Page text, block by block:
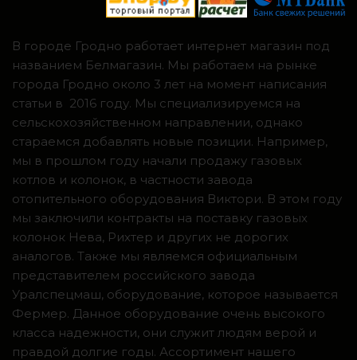
В городе Гродно работает интернет магазин под
названием Белмагазин. Мы работаем на рынке
города Гродно около 3 лет на момент написания
статьи в 2016 году. Мы специализируемся на
сельскохозяйственном направлении, однако
стараемся добавлять новые позиции. Например,
мы в прошлом году начали продажу газовых
котлов и колонок, в частности завода
отопительного оборудования Виктори. В этом году
мы заключили контракты на поставку газовых
колонок Нева, Рихтер и других не дорогих
аналогов. Также мы являемся официальным
представителем российского завода
Уралспецмаш, оборудование, которое называется
Фермер. Данное оборудование очень высокого
класса надежности, они служит людям верой и
правдой долгие годы. Ассортимент нашего